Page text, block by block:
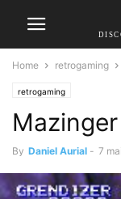
Home retrogaming
retrogaming
By Daniel Aurial - 7